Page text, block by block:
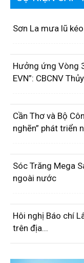
Sơn La mưa lũ
Hưởng ứng Vòng
EVN”: CBCNV
Cần Thơ và Bộ
nghẽn” phát triển
Sóc Trăng Mega
ngoài nước
Hôi nghị Báo chí
trên địa...